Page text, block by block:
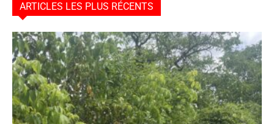
ARTICLES LES PLUS RÉCENTS